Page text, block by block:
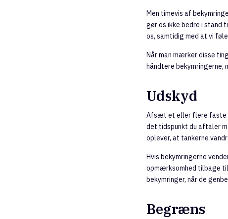
Men timevis af
gør os ikke bedre i stand
os, samtidig med at vi
Når man mærker disse
håndtere bekymringerne,
Udskyd
Afsæt et eller flere faste
det tidspunkt du aftaler
oplever, at tankerne
Hvis bekymringerne
opmærksomhed tilbage til
bekymringer, når de
Begræns